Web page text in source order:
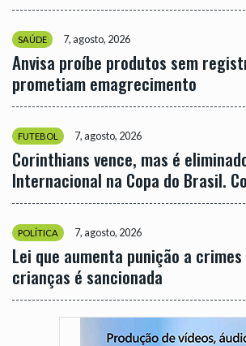
SAÚDE 7, agosto, 2026
Anvisa proíbe produtos sem
prometiam emagrecimento
FUTEBOL 7, agosto, 2026
Corinthians vence, mas é
Internacional na Copa do Brasil.
POLÍTICA 7, agosto, 2026
Lei que aumenta punição a
crianças é sancionada